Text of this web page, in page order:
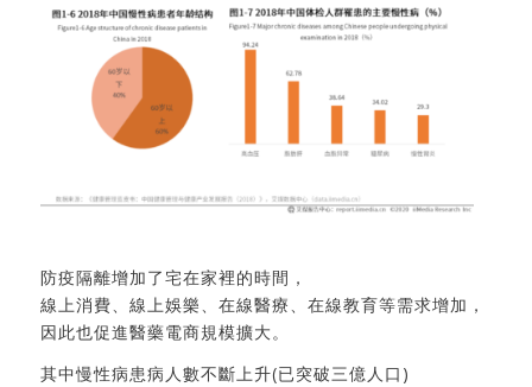
防疫隔離增加了宅在家裡的時間，
線上消費、線上娛樂、在線醫療、在線教育等需求增加，
因此也促進醫藥電商規模擴大。
其中慢性病患病人數不斷上升(已突破三億人口)